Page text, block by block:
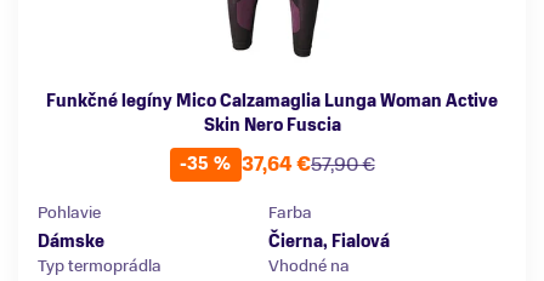
Funkčné legíny Mico Calzamaglia Lunga Woman Active
Skin Nero Fuscia
-35 %
57,90 €
37,64 €
Pohlavie
Dámske
Farba
Čierna, Fialová
Typ termoprádla
Vhodné na